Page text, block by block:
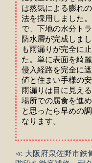
は蒸気による膨れ
法を採用しました
で、下地の水分ト
防水層が完成しま
も雨漏りが完全に
た。単に表面を綺
侵入経路を完全に
値と住まい手様の
雨漏りは目に見え
場所での腐食を進
と思ったら早めの
なります。
≪ 大阪府泉佐野市鉄